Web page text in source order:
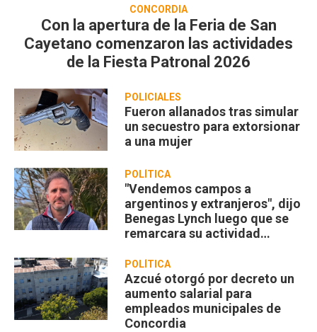
CONCORDIA
Con la apertura de la Feria de San
Cayetano comenzaron las actividades
de la Fiesta Patronal 2026
POLICIALES
Fueron allanados tras simular
un secuestro para extorsionar
a una mujer
POLÍTICA
"Vendemos campos a
argentinos y extranjeros", dijo
Benegas Lynch luego que se
remarcara su actividad
POLÍTICA
Azcué otorgó por decreto un
aumento salarial para
empleados municipales de
Concordia